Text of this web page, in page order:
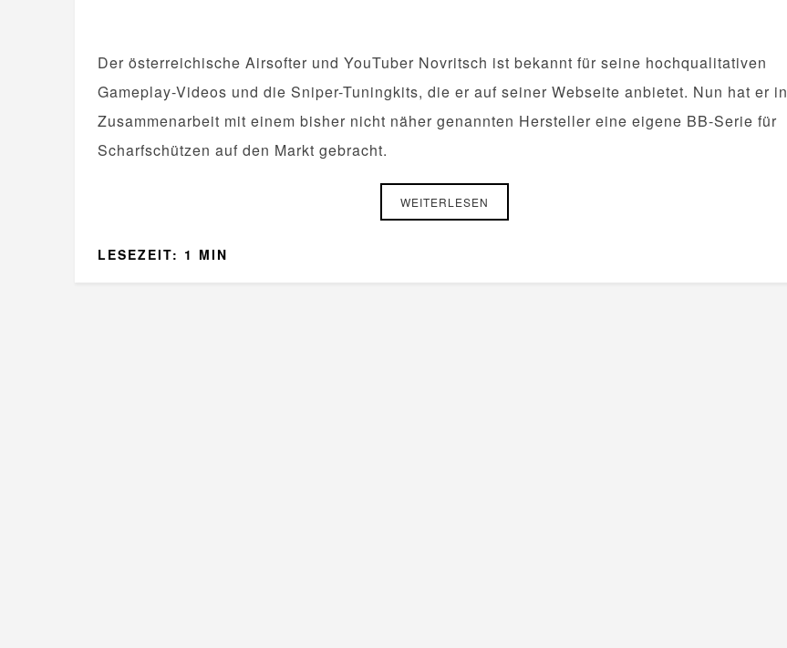
Der österreichische Airsofter und YouTuber Novritsch ist bekannt für seine hochqualitativen
Gameplay-Videos und die Sniper-Tuningkits, die er auf seiner Webseite anbietet. Nun hat er in
Zusammenarbeit mit einem bisher nicht näher genannten Hersteller eine eigene BB-Serie für
Scharfschützen auf den Markt gebracht.
WEITERLESEN
LESEZEIT: 1 MIN